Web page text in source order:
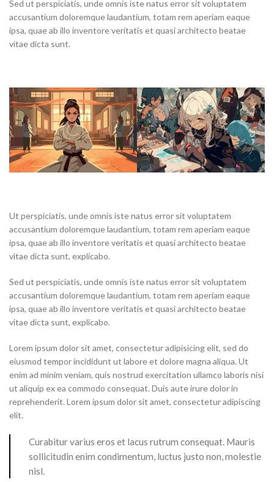
Sed ut perspiciatis, unde omnis iste natus error sit voluptatem
accusantium doloremque laudantium, totam rem aperiam eaque
ipsa, quae ab illo inventore veritatis et quasi architecto beatae
vitae dicta sunt.
Ut perspiciatis, unde omnis iste natus error sit voluptatem
accusantium doloremque laudantium, totam rem aperiam eaque
ipsa, quae ab illo inventore veritatis et quasi architecto beatae
vitae dicta sunt, explicabo.
Sed ut perspiciatis, unde omnis iste natus error sit voluptatem
accusantium doloremque laudantium, totam rem aperiam eaque
ipsa, quae ab illo inventore veritatis et quasi architecto beatae
vitae dicta sunt, explicabo.
Lorem ipsum dolor sit amet, consectetur adipisicing elit, sed do
eiusmod tempor incididunt ut labore et dolore magna aliqua. Ut
enim ad minim veniam, quis nostrud exercitation ullamco laboris nisi
ut aliquip ex ea commodo consequat. Duis aute irure dolor in
reprehenderit. Lorem ipsum dolor sit amet, consectetur adipiscing
elit.
Curabitur varius eros et lacus rutrum consequat. Mauris
sollicitudin enim condimentum, luctus justo non, molestie
nisl.